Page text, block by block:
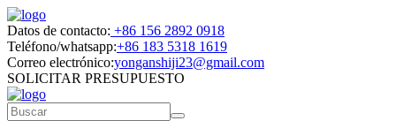
Datos de contacto: +86 156 2892 0918
Teléfono/whatsapp:+86 183 5318 1619
Correo electrónico:yonganshiji23@gmail.com
SOLICITAR PRESUPUESTO